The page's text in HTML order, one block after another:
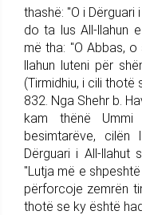
thashë: "O i
do ta lus All-llahun
më tha: "O Abbas,
llahun luteni për
(Tirmidhiu, i cili thotë
832. Nga Shehr b.
kam thënë
besimtarëve,
Dërguari i All-llahut
"Lutja më e
përforcoje zemrën
thotë se ky është